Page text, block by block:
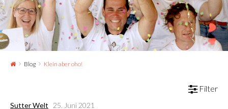
Blog Klein aber oho!
Filter
Sutter Welt
25. Juni 2021